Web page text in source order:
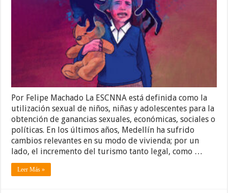
Por Felipe Machado La ESCNNA está definida como la
utilización sexual de niños, niñas y adolescentes para la
obtención de ganancias sexuales, económicas, sociales o
políticas. En los últimos años, Medellín ha sufrido
cambios relevantes en su modo de vivienda; por un
lado, el incremento del turismo tanto legal, como …
Leer Más »